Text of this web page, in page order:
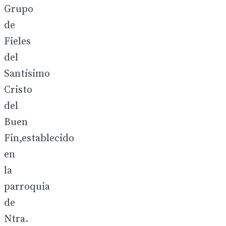
Grupo
de
Fieles
del
Santísimo
Cristo
del
Buen
Fin,establecido
en
la
parroquia
de
Ntra.